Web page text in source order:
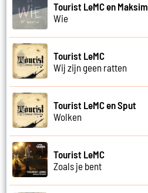
Tourist LeMC en Maksim
Wie
Tourist LeMC
Wij zijn geen ratten
Tourist LeMC en Sput
Wolken
Tourist LeMC
Zoals je bent